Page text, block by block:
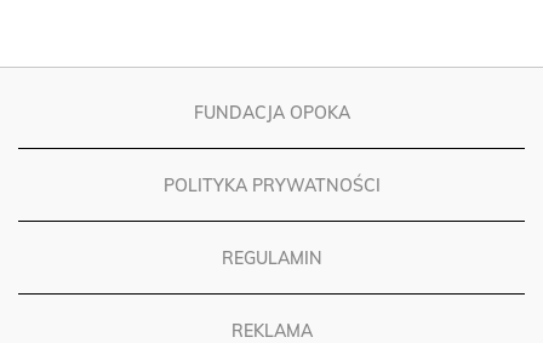
FUNDACJA OPOKA
POLITYKA PRYWATNOŚCI
REGULAMIN
REKLAMA